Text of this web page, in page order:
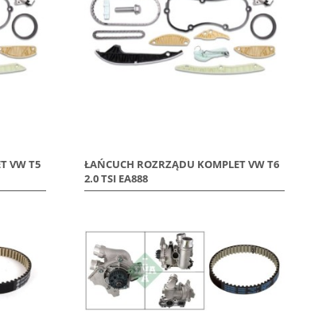
VW T5
ŁAŃCUCH ROZRZĄDU KOMPLET VW T6
2.0 TSI EA888